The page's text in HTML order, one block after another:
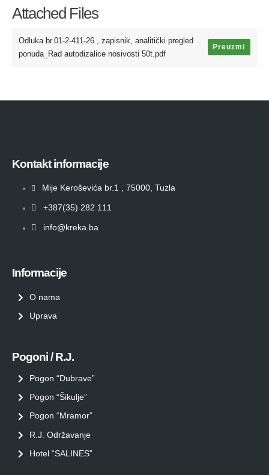
Attached Files
Odluka br.01-2-411-26 , zapisnik, analitički pregled
ponuda_Rad autodizalice nosivosti 50t.pdf
Preuzmi
Kontakt informacije
Mije Keroševića br.1 , 75000, Tuzla
+387(35) 282 111
info@kreka.ba
Informacije
O nama
Uprava
Pogoni / R.J.
Pogon “Dubrave”
Pogon “Šikulje”
Pogon “Mramor”
R.J. Održavanje
Hotel “SALINES”